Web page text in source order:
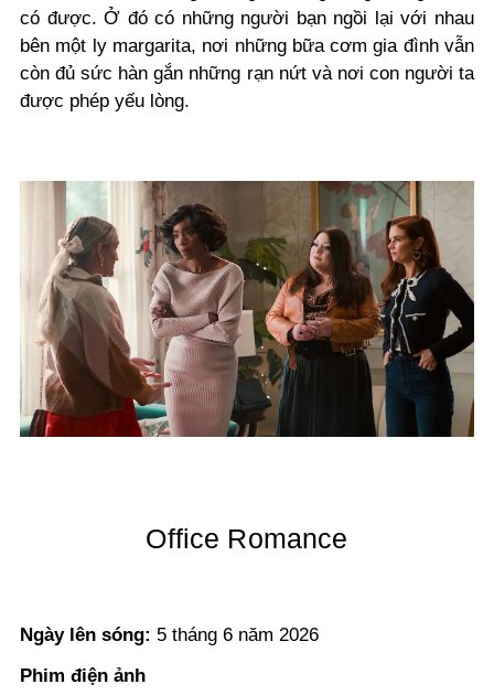
có được. Ở đó có những người bạn ngồi lại với nhau
bên một ly margarita, nơi những bữa cơm gia đình vẫn
còn đủ sức hàn gắn những rạn nứt và nơi con người ta
được phép yếu lòng.
Office Romance
Ngày lên sóng: 5 tháng 6 năm 2026
Phim điện ảnh